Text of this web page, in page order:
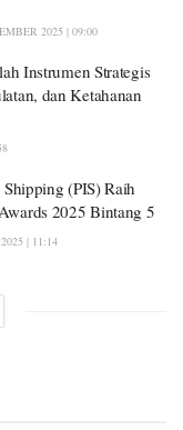
2025 | 09:00
Instrumen Strategis
dan Ketahanan
(PIS) Raih
2025 Bintang 5
| 11:14